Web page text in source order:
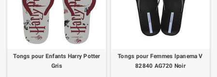
Tongs pour Enfants Harry Potter
Gris
Tongs pour Femmes Ipanema V
82840 AG720 Noir